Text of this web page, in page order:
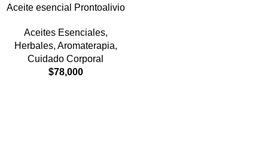
Aceite esencial Prontoalivio
Aceites Esenciales,
Herbales, Aromaterapia,
Cuidado Corporal
$78,000